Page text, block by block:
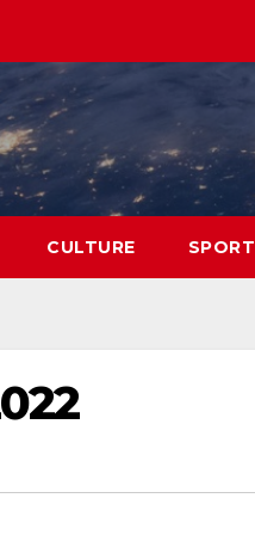
CULTURE SPORT